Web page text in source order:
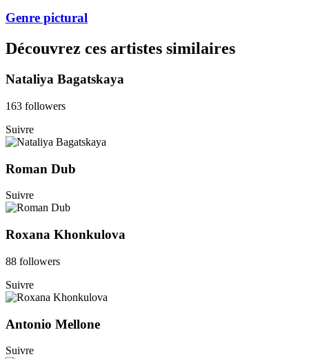
Genre pictural
Découvrez ces artistes similaires
Nataliya Bagatskaya
163 followers
Suivre
Roman Dub
Suivre
Roxana Khonkulova
88 followers
Suivre
Antonio Mellone
Suivre